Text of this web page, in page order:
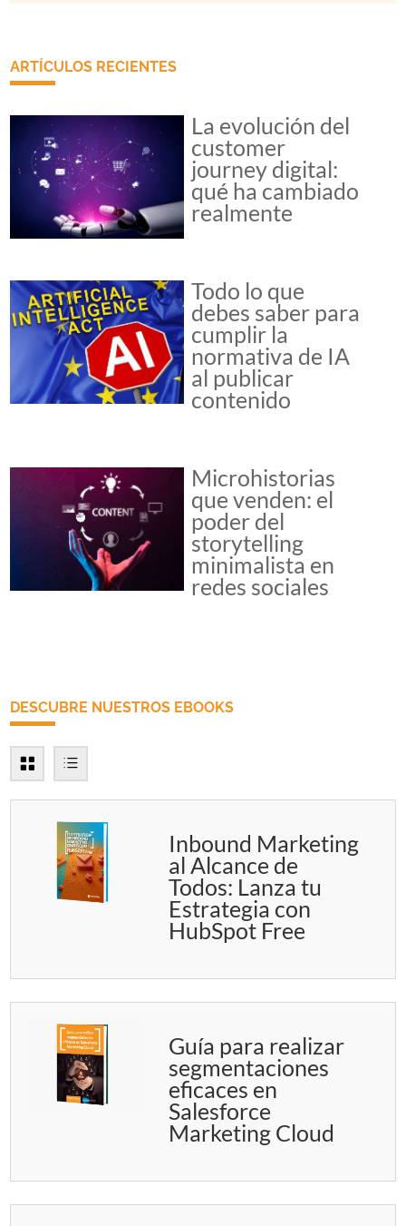
ARTÍCULOS RECIENTES
La evolución del
customer
journey digital:
qué ha cambiado
realmente
Todo lo que
debes saber para
cumplir la
normativa de IA
al publicar
contenido
Microhistorias
que venden: el
poder del
storytelling
minimalista en
redes sociales
DESCUBRE NUESTROS EBOOKS
Inbound Marketing
al Alcance de
Todos: Lanza tu
Estrategia con
HubSpot Free
Guía para realizar
segmentaciones
eficaces en
Salesforce
Marketing Cloud